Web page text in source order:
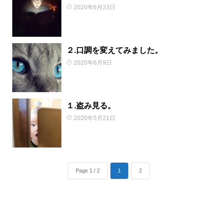
2020年6月23日
２.口調を変えてみました。
2020年6月9日
１.盗み見る。
2020年5月21日
Page 1 / 2 1 2